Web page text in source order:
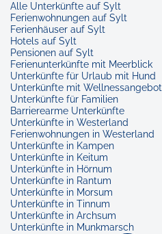
Alle Unterkünfte auf Sylt
Ferienwohnungen auf Sylt
Ferienhäuser auf Sylt
Hotels auf Sylt
Pensionen auf Sylt
Ferienunterkünfte mit Meerblick
Unterkünfte für Urlaub mit Hund
Unterkünfte mit Wellnessangebot
Unterkünfte für Familien
Barrierearme Unterkünfte
Unterkünfte in Westerland
Ferienwohnungen in Westerland
Unterkünfte in Kampen
Unterkünfte in Keitum
Unterkünfte in Hörnum
Unterkünfte in Rantum
Unterkünfte in Morsum
Unterkünfte in Tinnum
Unterkünfte in Archsum
Unterkünfte in Munkmarsch